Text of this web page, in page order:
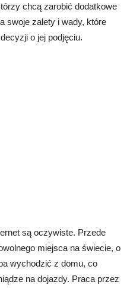
chcą zarobić dodatkowe
swoje zalety i wady, które
o jej podjęciu.
są oczywiste. Przede
miejsca na świecie, o
wychodzić z domu, co
na dojazdy. Praca przez